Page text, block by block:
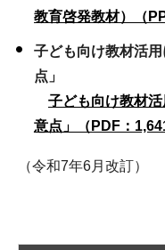
教育啓発教材）（
子ども向け教材活
点」
子ども向け教材
意点」（PDF：
（令和7年6月改訂）